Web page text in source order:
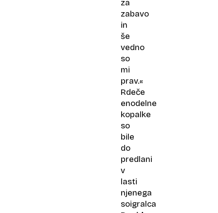
za
zabavo
in
še
vedno
so
mi
prav.«
Rdeče
enodelne
kopalke
so
bile
do
predlani
v
lasti
njenega
soigralca